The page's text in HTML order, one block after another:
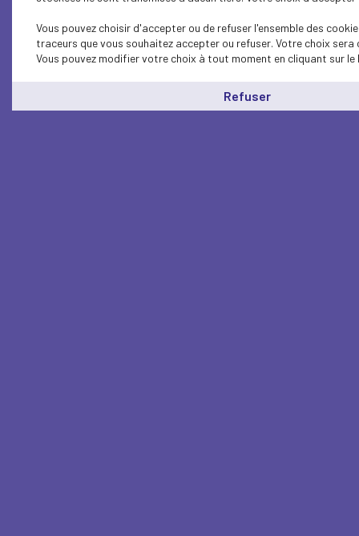
Vous pouvez choisir d'accepter ou de refuser l'ensemble des
traceurs que vous souhaitez accepter ou refuser. Votre choix
Vous pouvez modifier votre choix à tout moment en cliquant sur le
Refuser